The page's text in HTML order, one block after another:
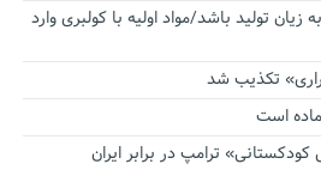
زیان تولید باشد/مواد اولیه با کولبری وارد
تکذیب شد
است
ترامپ در برابر ایران